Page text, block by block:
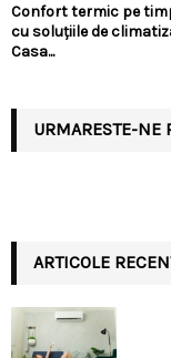
Confort termic pe
cu soluțiile de
Casa...
URMARESTE-NE
ARTICOLE